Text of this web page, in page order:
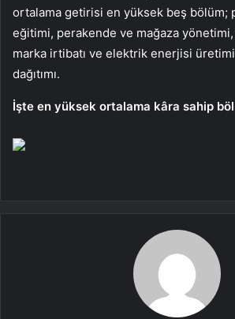
ortalama getirisi en yüksek beş bölüm;
eğitimi, perakende ve mağaza
marka irtibatı ve elektrik enerjisi
dağıtımı.
İşte en yüksek ortalama kâra sahip